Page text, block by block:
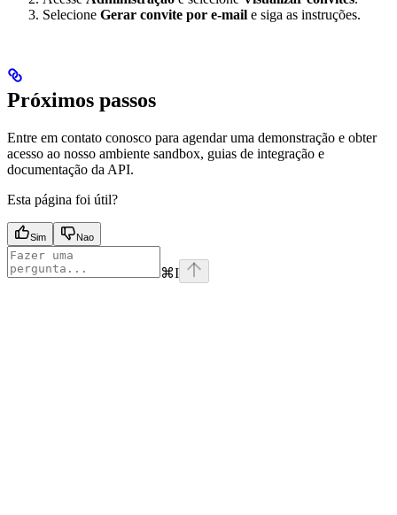
Selecione Gerar convite por e-mail e siga as instruções.
Próximos passos
Entre em contato conosco para agendar uma demonstração e obter
acesso ao nosso ambiente sandbox, guias de integração e
documentação da API.
Esta página foi útil?
Sim Nao
⌘I